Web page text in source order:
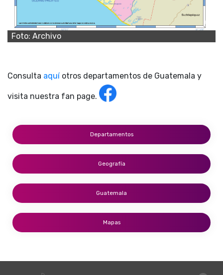
Foto: Archivo
Consulta aquíotros departamentos de Guatemala y
visita nuestra fan page.
Departamentos
Geografía
Guatemala
Mapas